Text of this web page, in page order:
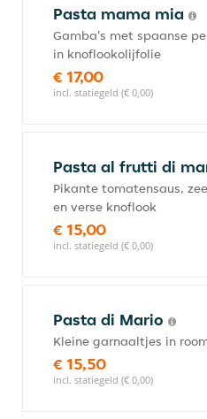
Pasta mama mia
Gamba's met spaanse
in knoflookolijfolie
€ 17,00
incl. statiegeld (€ 0,00)
Pasta al frutti di
Pikante tomatensaus,
en verse knoflook
€ 15,00
incl. statiegeld (€ 0,00)
Pasta di Mario
Kleine garnaaltjes in
€ 15,50
incl. statiegeld (€ 0,00)